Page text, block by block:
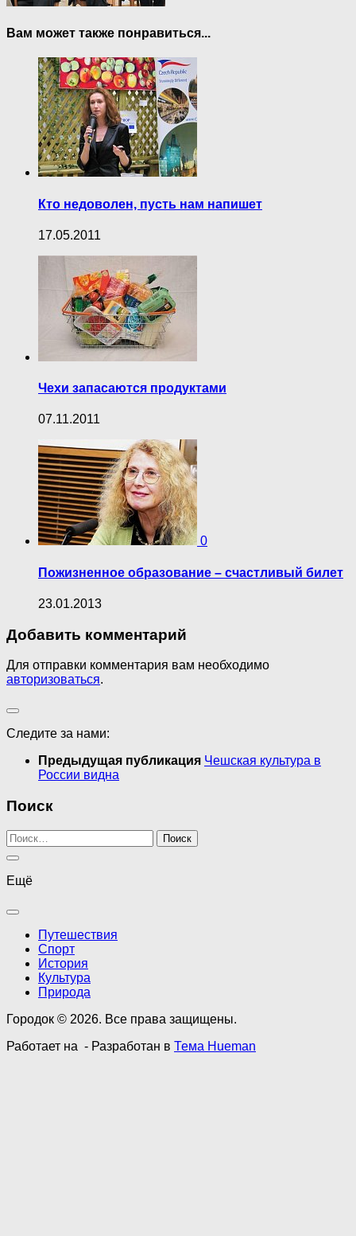
Вам может также понравиться...
Кто недоволен, пусть нам напишет
17.05.2011
Чехи запасаются продуктами
07.11.2011
0
Пожизненное образование – счастливый билет
23.01.2013
Добавить комментарий
Для отправки комментария вам необходимо
авторизоваться.
Следите за нами:
Предыдущая публикация Чешская культура в
России видна
Поиск
Найти:
Ещё
Путешествия
Спорт
История
Культура
Природа
Городок © 2026. Все права защищены.
Работает на - Разработан в Тема Hueman